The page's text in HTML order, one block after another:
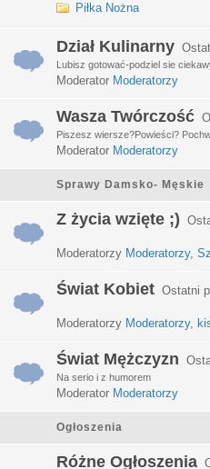
Piłka Nożna
Dział Kulinarny
Lubisz gotować-podziel sie
Moderator Moderatorzy
Wasza Twórczość
Piszesz wiersze?Powieści?
Moderator Moderatorzy
Sprawy Damsko- Męskie
Z życia wzięte ;)
Moderatorzy Moderatorzy,
Świat Kobiet Ostatni
Moderatorzy Moderatorzy,
Świat Mężczyzn
Na serio i z humorem
Moderator Moderatorzy
Ogłoszenia
Różne Ogłoszenia